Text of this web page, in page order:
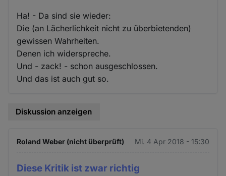
Ha! - Da sind sie wieder:
Die (an Lächerlichkeit nicht zu überbietenden)
gewissen Wahrheiten.
Denen ich widerspreche.
Und - zack! - schon ausgeschlossen.
Und das ist auch gut so.
Diskussion anzeigen
Roland Weber (nicht überprüft) Mi. 4 Apr 2018 - 15:30
Diese Kritik ist zwar richtig